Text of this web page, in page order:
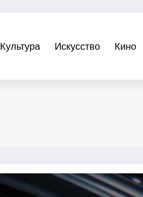
Культура Искусство Кино